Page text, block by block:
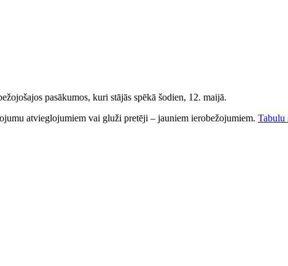
pasākumos, kuri stājās spēkā šodien, 12. maijā.
atvieglojumiem vai gluži pretēji – jauniem ierobežojumiem. Tabulu